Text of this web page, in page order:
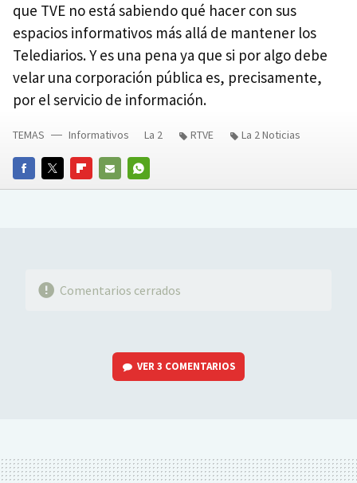
que TVE no está sabiendo qué hacer con sus
espacios informativos más allá de mantener los
Telediarios. Y es una pena ya que si por algo debe
velar una corporación pública es, precisamente,
por el servicio de información.
FACEBOOKTWITTERFLIPBOARD
E-
WHATSAPP
TEMAS Informativos La 2 RTVE La 2 Noticias
Comentarios cerrados
VER3 COMENTARIOS